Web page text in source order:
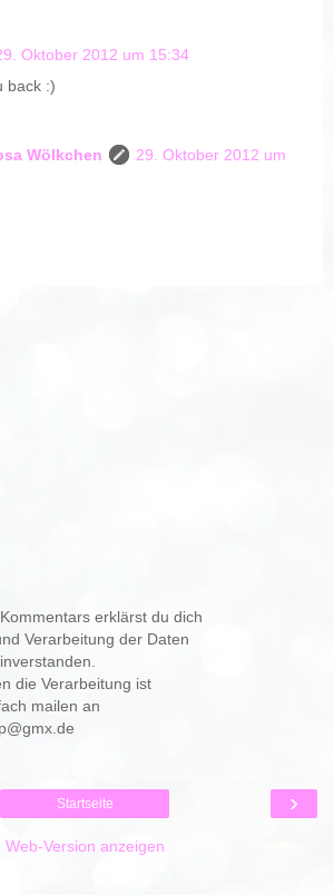
Oktober 2012 um 15:34
back :)
Wölkchen
29. Oktober 2012 um
erklärst du dich
Verarbeitung der Daten
die Verarbeitung ist
mailen an
›
Startseite
Web-Version anzeigen